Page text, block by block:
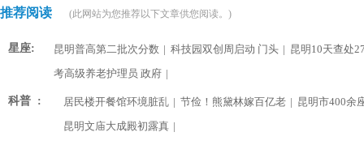
推荐阅读 (此网站为您推荐以下文章供您阅读。)
星座: 昆明普高第二批次分数 | 科技园双创周启动 门头 | 昆明10天查处
考高级养老护理员 政府 |
科普 : 居民楼开餐馆环境脏乱 | 节俭！熊黛林嫁百亿老 | 昆明市400余
昆明文庙大成殿初露真 |